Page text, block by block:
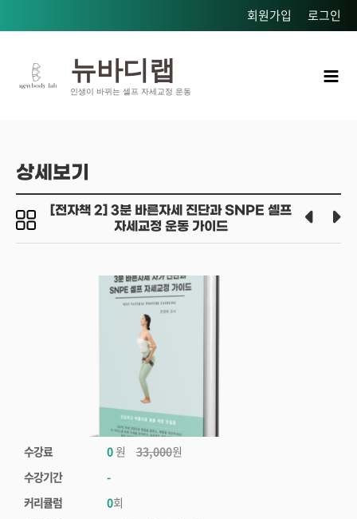
건너뛰기
회원가입 로그인
뉴바디랩
인생이 바뀌는 셀프 자세교정 운동
상세보기
[전자책 2] 3분 바른자세 진단과 SNPE 셀프
자세교정 운동 가이드
수강료 0원 33,000원
수강기간
-
커리큘럼
0회